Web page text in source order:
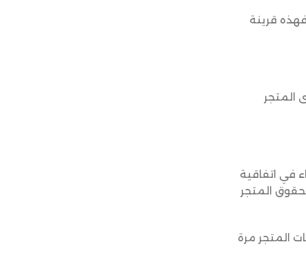
قرينة
المتجر
في اتفاقية
المتجر
المتجر مرة